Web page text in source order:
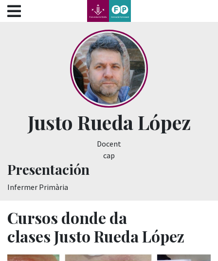
???label.access.jump.content???
???label.access.jump.header???
???label.access.jump.footer???
???label.access.jump.menu???
Justo Rueda López
Docent
cap
Presentación
Infermer Primària
Cursos donde da
clases Justo Rueda López